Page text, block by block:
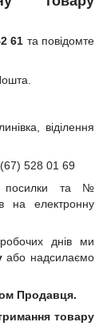
61 та повідомте
віділення
528 01 69
посилки та №
на електронну
днів ми
або надсилаємо
Продавця.
товару